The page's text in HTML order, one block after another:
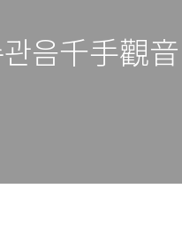
음千手觀音